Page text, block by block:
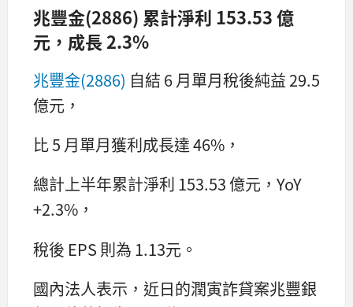
兆豐金(2886) 累計淨利 153.53 億
元，成長 2.3%
兆豐金(2886) 自結 6 月單月稅後純益 29.5
億元，
比 5 月單月獲利成長達 46%，
總計上半年累計淨利 153.53 億元，YoY
+2.3%，
稅後 EPS 則為 1.13元。
國內法人表示，近日的潤寅詐貸案兆豐銀